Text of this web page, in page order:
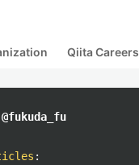
Qiita Careers
: